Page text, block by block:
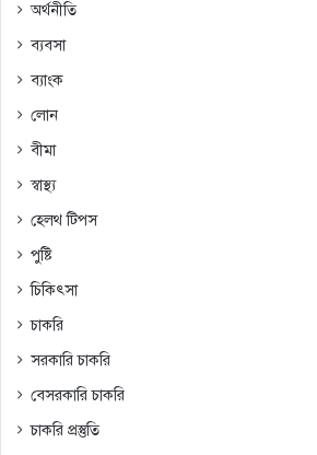
অর্থনীতি
ব্যবসা
ব্যাংক
লোন
বীমা
স্বাস্থ্য
হেলথ টিপস
পুষ্টি
চিকিৎসা
চাকরি
সরকারি চাকরি
বেসরকারি চাকরি
চাকরি প্রস্তুতি